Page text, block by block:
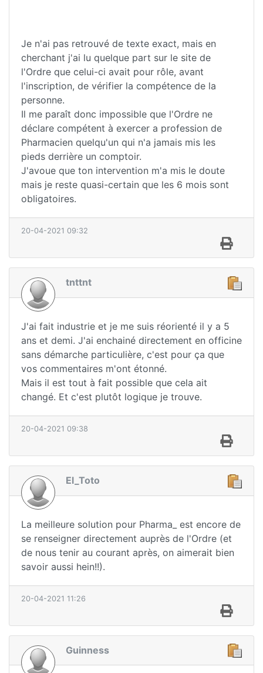
Je n'ai pas retrouvé de texte exact, mais en
cherchant j'ai lu quelque part sur le site de
l'Ordre que celui-ci avait pour rôle, avant
l'inscription, de vérifier la compétence de la
personne.
Il me paraît donc impossible que l'Ordre ne
déclare compétent à exercer a profession de
Pharmacien quelqu'un qui n'a jamais mis les
pieds derrière un comptoir.
J'avoue que ton intervention m'a mis le doute
mais je reste quasi-certain que les 6 mois sont
obligatoires.
20-04-2021 09:32
tnttnt
J'ai fait industrie et je me suis réorienté il y a 5
ans et demi. J'ai enchainé directement en officine
sans démarche particulière, c'est pour ça que
vos commentaires m'ont étonné.
Mais il est tout à fait possible que cela ait
changé. Et c'est plutôt logique je trouve.
20-04-2021 09:38
El_Toto
La meilleure solution pour Pharma_ est encore de
se renseigner directement auprès de l'Ordre (et
de nous tenir au courant après, on aimerait bien
savoir aussi hein!!).
20-04-2021 11:26
Guinness